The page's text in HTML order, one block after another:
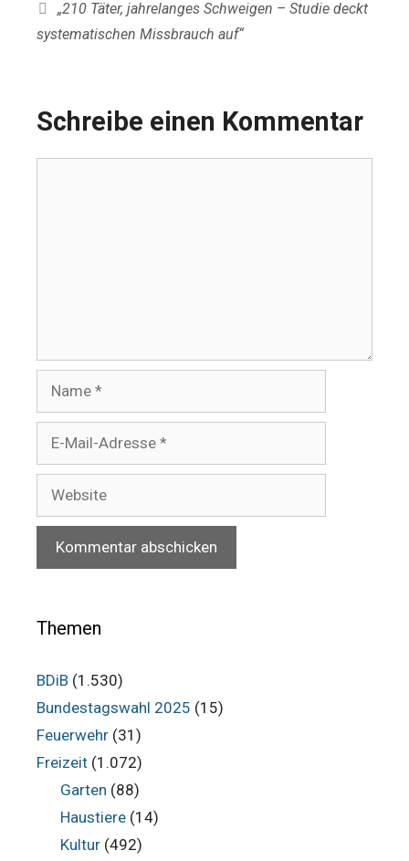
„210 Täter, jahrelanges Schweigen – Studie deckt
systematischen Missbrauch auf“
Schreibe einen Kommentar
Mail-
Adresse
Themen
BDiB (1.530)
Bundestagswahl 2025 (15)
Feuerwehr (31)
Freizeit (1.072)
Garten (88)
Haustiere(14)
Kultur(492)